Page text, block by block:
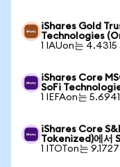
iShares Gold
Technologies
1 IAUon는 4.4315
iShares Core
SoFi
1 IEFAon는
iShares Core
Tokenized)에서
1 ITOTon는